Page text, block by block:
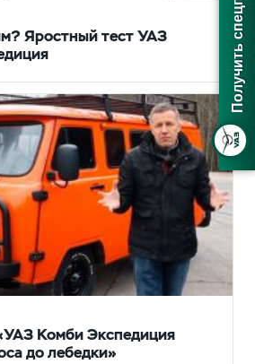
Яростный тест УАЗ
Комби Экспедиция
до лебедки»